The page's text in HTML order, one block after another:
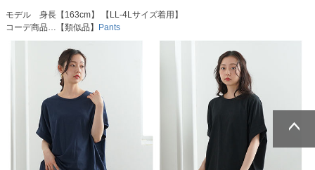
モデル 身長【163cm】 【LL-4Lサイズ着用】
コーデ商品…【類似品】
Pants